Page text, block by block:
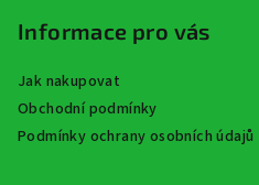
Informace pro vás
Jak nakupovat
Obchodní podmínky
Podmínky ochrany osobních údajů